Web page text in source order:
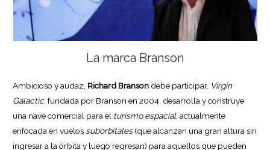
La marca Branson
Ambicioso y audaz, Richard Branson debe participar. Virgin
Galactic, fundada por Branson en 2004, desarrolla y construye
una nave comercial para el turismo espacial, actualmente
enfocada en vuelos suborbitales(que alcanzan una gran altura sin
ingresar a la órbita y luego regresan) para aquellos que pueden